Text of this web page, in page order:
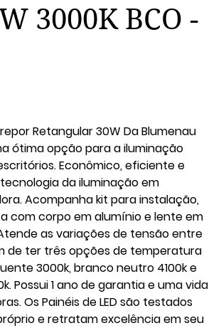
3000K BCO -
Retangular 30W Da Blumenau
ótima opção para a iluminação
Econômico, eficiente e
da iluminação em
Acompanha kit para instalação,
com corpo em alumínio e lente em
as variações de tensão entre
de ter três opções de temperatura
3000k, branco neutro 4100k e
Possui 1 ano de garantia e uma vida
Os Painéis de LED são testados
e retratam excelência em seu